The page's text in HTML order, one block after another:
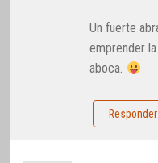
Un fuerte
emprender
aboca.
Responder